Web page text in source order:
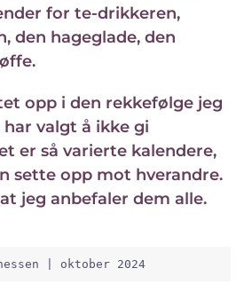
for te-drikkeren,
den hageglade, den
opp i den rekkefølge jeg
valgt å ikke gi
er så varierte kalendere,
sette opp mot hverandre.
jeg anbefaler dem alle.
| oktober 2024